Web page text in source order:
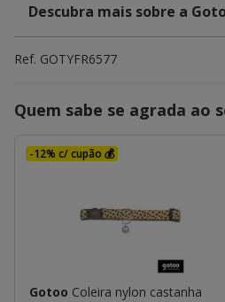
Descubra mais sobre a
Ref. GOTYFR6577
Quem sabe se agrada ao
-12% c/ cupão 💰
Gotoo Coleira nylon castanha